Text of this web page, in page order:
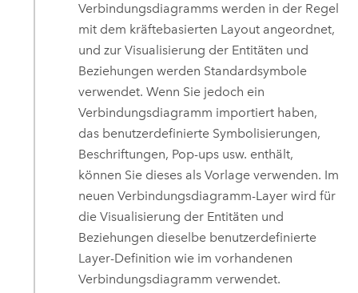
Verbindungsdiagramms werden in der Regel
mit dem kräftebasierten Layout angeordnet,
und zur Visualisierung der Entitäten und
Beziehungen werden Standardsymbole
verwendet. Wenn Sie jedoch ein
Verbindungsdiagramm importiert haben,
das benutzerdefinierte Symbolisierungen,
Beschriftungen, Pop-ups usw. enthält,
können Sie dieses als Vorlage verwenden. Im
neuen Verbindungsdiagramm-Layer wird für
die Visualisierung der Entitäten und
Beziehungen dieselbe benutzerdefinierte
Layer-Definition wie im vorhandenen
Verbindungsdiagramm verwendet.